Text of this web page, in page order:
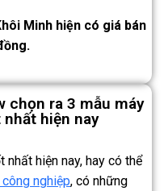
Minh hiện có giá bán
chọn ra 3 mẫu máy
hiện nay
hiện nay, hay có thể
nghiệp, có những